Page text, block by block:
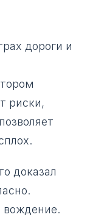
дороги и
риски,
доказал